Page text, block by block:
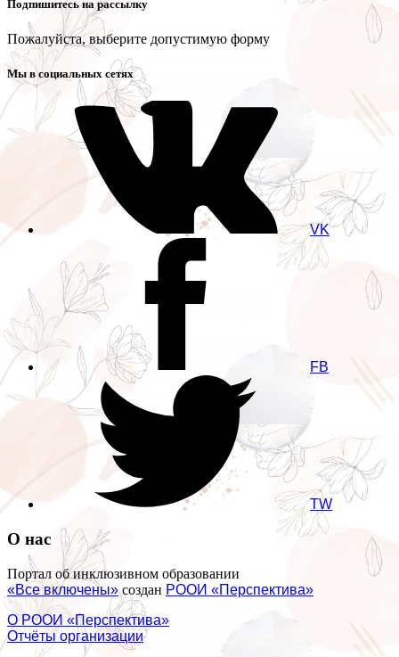
Подпишитесь на рассылку
Пожалуйста, выберите допустимую форму
Мы в социальных сетях
VK
FB
TW
О нас
Портал об инклюзивном образовании
«Все включены»создан РООИ «Перспектива»
О РООИ «Перспектива»
Отчёты организации